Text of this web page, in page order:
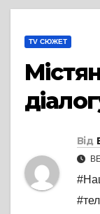
TV СЮЖЕТ
Від